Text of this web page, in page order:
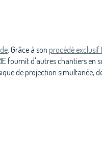
. Grâce à son procédé exclusif
fournit d'autres chantiers en
de projection simultanée,